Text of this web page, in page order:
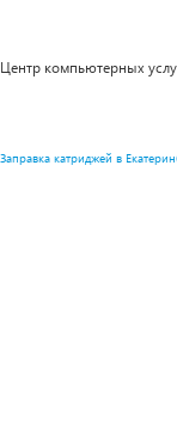
Центр компьютерных
Заправка катриджей в